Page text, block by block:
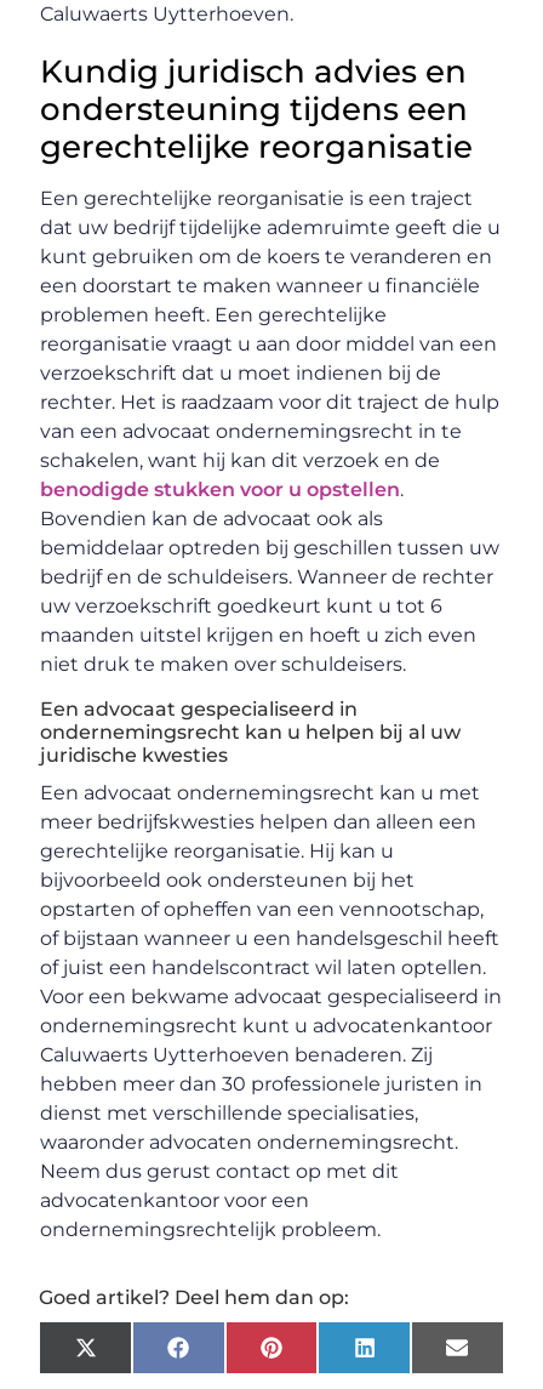
Caluwaerts Uytterhoeven.
Kundig juridisch advies en
ondersteuning tijdens een
gerechtelijke reorganisatie
Een gerechtelijke reorganisatie is een traject
dat uw bedrijf tijdelijke ademruimte geeft die u
kunt gebruiken om de koers te veranderen en
een doorstart te maken wanneer u financiële
problemen heeft. Een gerechtelijke
reorganisatie vraagt u aan door middel van een
verzoekschrift dat u moet indienen bij de
rechter. Het is raadzaam voor dit traject de hulp
van een advocaat ondernemingsrecht in te
schakelen, want hij kan dit verzoek en de
benodigde stukken voor u opstellen.
Bovendien kan de advocaat ook als
bemiddelaar optreden bij geschillen tussen uw
bedrijf en de schuldeisers. Wanneer de rechter
uw verzoekschrift goedkeurt kunt u tot 6
maanden uitstel krijgen en hoeft u zich even
niet druk te maken over schuldeisers.
Een advocaat gespecialiseerd in
ondernemingsrecht kan u helpen bij al uw
juridische kwesties
Een advocaat ondernemingsrecht kan u met
meer bedrijfskwesties helpen dan alleen een
gerechtelijke reorganisatie. Hij kan u
bijvoorbeeld ook ondersteunen bij het
opstarten of opheffen van een vennootschap,
of bijstaan wanneer u een handelsgeschil heeft
of juist een handelscontract wil laten optellen.
Voor een bekwame advocaat gespecialiseerd in
ondernemingsrecht kunt u advocatenkantoor
Caluwaerts Uytterhoeven benaderen. Zij
hebben meer dan 30 professionele juristen in
dienst met verschillende specialisaties,
waaronder advocaten ondernemingsrecht.
Neem dus gerust contact op met dit
advocatenkantoor voor een
ondernemingsrechtelijk probleem.
Goed artikel? Deel hem dan op:
X
(Twitter)
FacebookPinterestLinkedInEmail